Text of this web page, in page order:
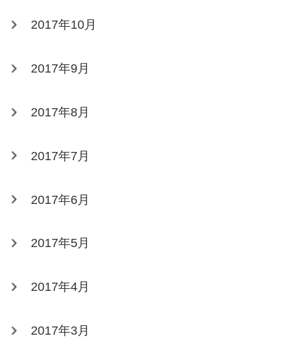
2017年10月
2017年9月
2017年8月
2017年7月
2017年6月
2017年5月
2017年4月
2017年3月